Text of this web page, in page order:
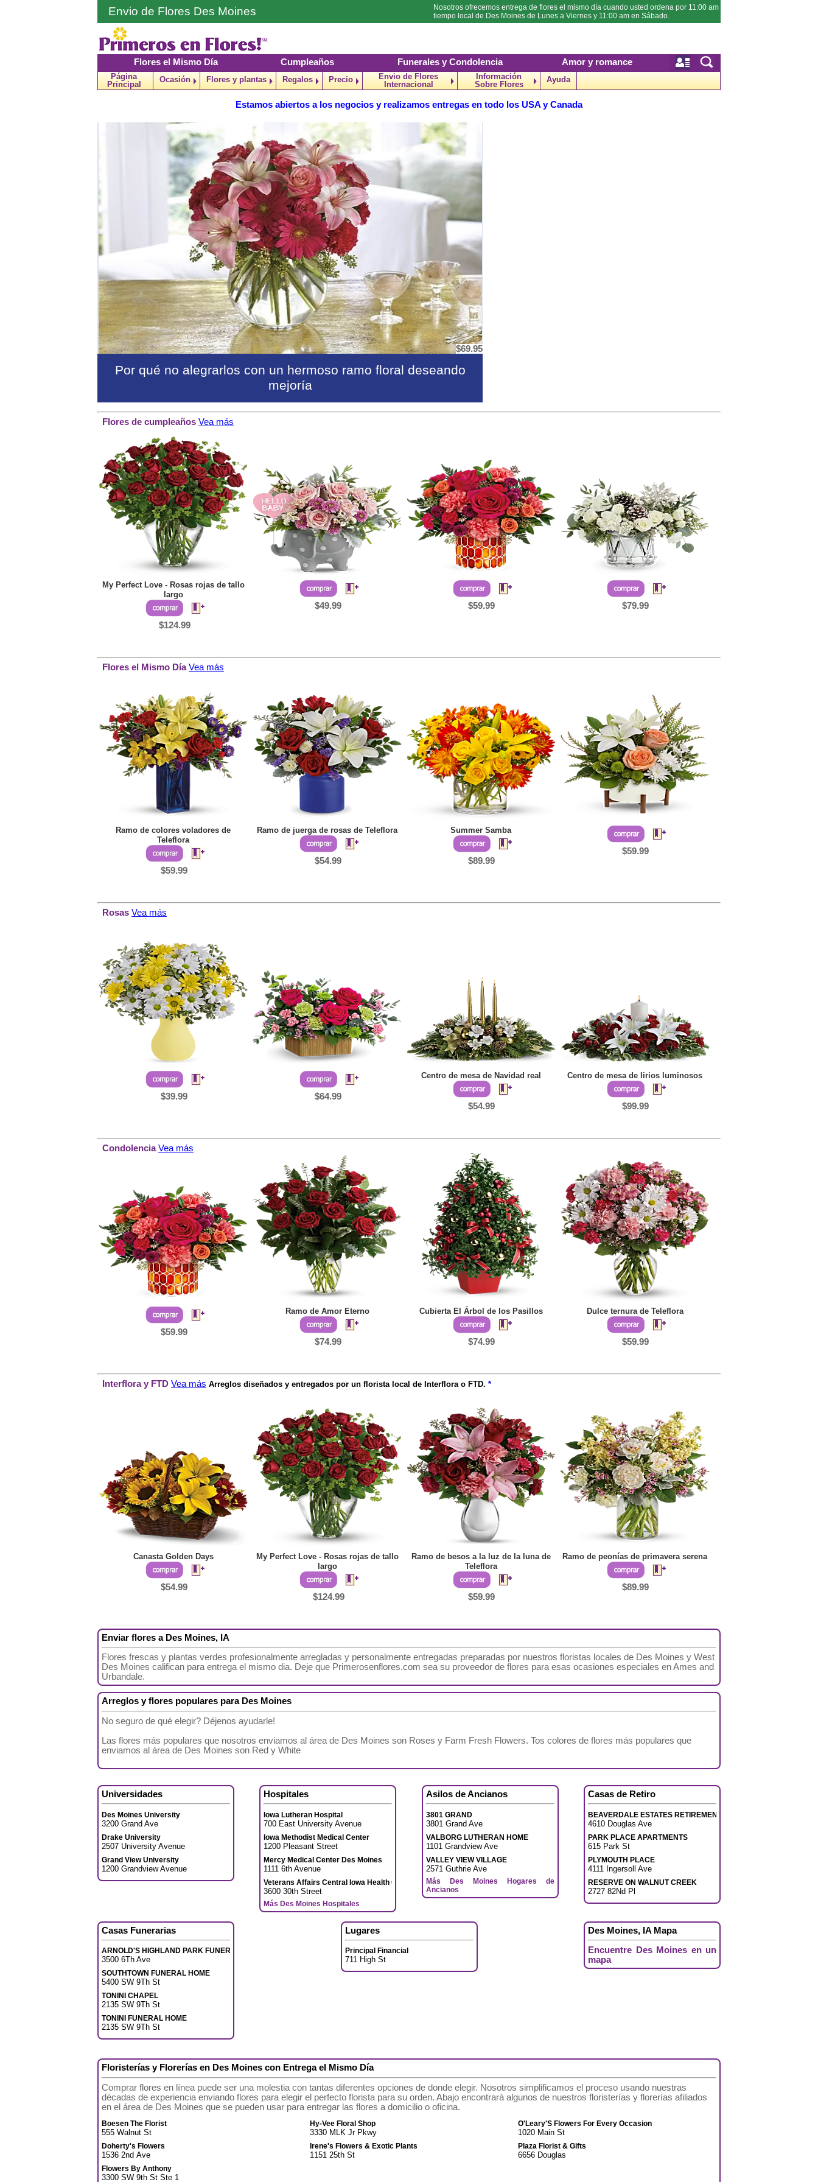
Envio de Flores Des Moines
Nosotros ofrecemos entrega de flores el mismo día cuando usted ordena por 11:00 am
tiempo local de Des Moines de Lunes a Viernes y 11:00 am en Sábado.
Flores el Mismo Día Cumpleaños Funerales y Condolencia Amor y romance
Página
Principal
Ocasión Flores y plantas Regalos Precio
Envio de Flores
Internacional
Información
Sobre Flores
Ayuda
Estamos abiertos a los negocios y realizamos entregas en todo los USA y Canada
$69.95
Por qué no alegrarlos con un hermoso ramo floral deseando
mejoría
Flores de cumpleaños Vea más
My Perfect Love - Rosas rojas de tallo
largo
$124.99
$49.99 $59.99 $79.99
Flores el Mismo Día Vea más
Ramo de colores voladores de
Teleflora
$59.99
Ramo de juerga de rosas de Teleflora
$54.99
Summer Samba
$89.99
$59.99
Rosas Vea más
$39.99 $64.99
Centro de mesa de Navidad real
$54.99
Centro de mesa de lirios luminosos
$99.99
Condolencia Vea más
$59.99
Ramo de Amor Eterno
$74.99
Cubierta El Árbol de los Pasillos
$74.99
Dulce ternura de Teleflora
$59.99
Interflora y FTD Vea más Arreglos diseñados y entregados por un florista local de Interflora o FTD. *
Canasta Golden Days
$54.99
My Perfect Love - Rosas rojas de tallo
largo
$124.99
Ramo de besos a la luz de la luna de
Teleflora
$59.99
Ramo de peonías de primavera serena
$89.99
Enviar flores a Des Moines, IA
Flores frescas y plantas verdes profesionalmente arregladas y personalmente entregadas preparadas por nuestros floristas locales de Des Moines y West
Des Moines califican para entrega el mismo dia. Deje que Primerosenflores.com sea su proveedor de flores para esas ocasiones especiales en Ames and
Urbandale.
Arreglos y flores populares para Des Moines
No seguro de qué elegir? Déjenos ayudarle!
Las flores más populares que nosotros enviamos al área de Des Moines son Roses y Farm Fresh Flowers. Tos colores de flores más populares que
enviamos al área de Des Moines son Red y White
Universidades
Des Moines University
3200 Grand Ave
Drake University
2507 University Avenue
Grand View University
1200 Grandview Avenue
Hospitales
Iowa Lutheran Hospital
700 East University Avenue
Iowa Methodist Medical Center
1200 Pleasant Street
Mercy Medical Center Des Moines
1111 6th Avenue
Veterans Affairs Central Iowa Health Care System
3600 30th Street
Más Des Moines Hospitales
Asilos de Ancianos
3801 GRAND
3801 Grand Ave
VALBORG LUTHERAN HOME
1101 Grandview Ave
VALLEY VIEW VILLAGE
2571 Guthrie Ave
Más Des Moines Hogares de
Ancianos
Casas de Retiro
BEAVERDALE ESTATES RETIREMENT
4610 Douglas Ave
PARK PLACE APARTMENTS
615 Park St
PLYMOUTH PLACE
4111 Ingersoll Ave
RESERVE ON WALNUT CREEK
2727 82Nd Pl
Casas Funerarias
ARNOLD'S HIGHLAND PARK FUNERAL
3500 6Th Ave
SOUTHTOWN FUNERAL HOME
5400 SW 9Th St
TONINI CHAPEL
2135 SW 9Th St
TONINI FUNERAL HOME
2135 SW 9Th St
Lugares
Principal Financial
711 High St
Des Moines, IA Mapa
Encuentre Des Moines en un
mapa
Floristerías y Florerías en Des Moines con Entrega el Mismo Día
Comprar flores en línea puede ser una molestia con tantas diferentes opciones de donde elegir. Nosotros simplificamos el proceso usando nuestras
décadas de experiencia enviando flores para elegir el perfecto florista para su orden. Abajo encontrará algunos de nuestros floristerías y florerías afiliados
en el área de Des Moines que se pueden usar para entregar las flores a domicilio o oficina.
Boesen The Florist
555 Walnut St
Doherty's Flowers
1536 2nd Ave
Flowers By Anthony
3300 SW 9th St Ste 1
Hy-Vee Floral Shop
3330 MLK Jr Pkwy
Irene's Flowers & Exotic Plants
1151 25th St
O'Leary'S Flowers For Every Occasion
1020 Main St
Plaza Florist & Gifts
6656 Douglas